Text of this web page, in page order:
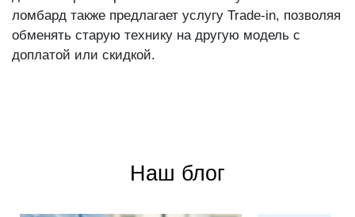
ломбард также предлагает услугу Trade-in, позволяя
обменять старую технику на другую модель с
доплатой или скидкой.
Наш блог